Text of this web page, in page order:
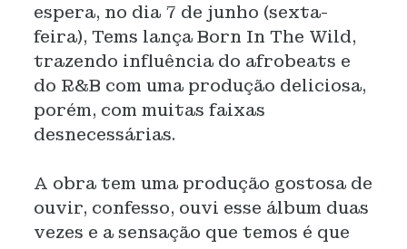
espera, no dia 7 de junho (sexta-
feira), Tems lança Born In The Wild,
trazendo influência do afrobeats e
do R&B com uma produção deliciosa,
porém, com muitas faixas
desnecessárias.
A obra tem uma produção gostosa de
ouvir, confesso, ouvi esse álbum duas
vezes e a sensação que temos é que